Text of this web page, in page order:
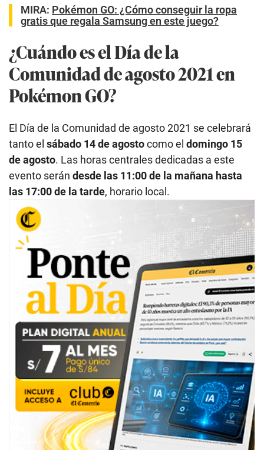
MIRA: Pokémon GO: ¿Cómo conseguir la ropa
gratis que regala Samsung en este juego?
¿Cuándo es el Día de la
Comunidad de agosto 2021 en
Pokémon GO?
El Día de la Comunidad de agosto 2021 se celebrará
tanto el sábado 14 de agostocomo el domingo 15
de agosto. Las horas centrales dedicadas a este
evento serán desde las 11:00 de la mañana hasta
las 17:00 de la tarde, horario local.